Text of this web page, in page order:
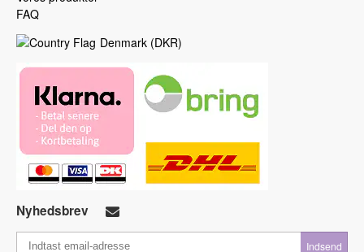
FAQ
Denmark (DKR)
Nyhedsbrev
Indsend